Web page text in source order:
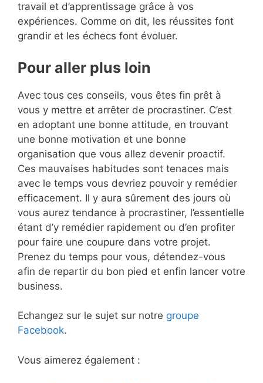
travail et d’apprentissage grâce à vos
expériences. Comme on dit, les réussites font
grandir et les échecs font évoluer.
Pour aller plus loin
Avec tous ces conseils, vous êtes fin prêt à
vous y mettre et arrêter de procrastiner. C’est
en adoptant une bonne attitude, en trouvant
une bonne motivation et une bonne
organisation que vous allez devenir proactif.
Ces mauvaises habitudes sont tenaces mais
avec le temps vous devriez pouvoir y remédier
efficacement. Il y aura sûrement des jours où
vous aurez tendance à procrastiner, l’essentielle
étant d’y remédier rapidement ou d’en profiter
pour faire une coupure dans votre projet.
Prenez du temps pour vous, détendez-vous
afin de repartir du bon pied et enfin lancer votre
business.
Echangez sur le sujet sur notre groupe
Facebook.
Vous aimerez également :